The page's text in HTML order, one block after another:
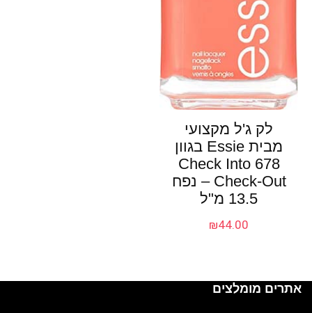
לק ג'ל מקצועי
מבית Essie בגוון
678 Check Into
Check-Out – נפח
13.5 מ"ל
₪44.00
אתרים מומלצים